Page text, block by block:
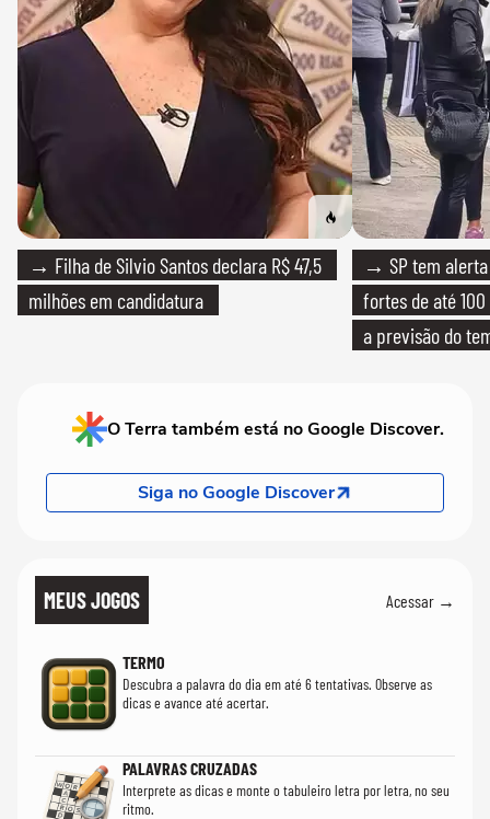
→ Filha de Silvio Santos declara R$ 47,5
milhões em candidatura
→ SP tem
fortes de até
a previsão do
O Terra também está no Google Discover.
Siga no Google Discover
MEUS JOGOS Acessar →
TERMO
Descubra a palavra do dia em até 6 tentativas. Observe as
dicas e avance até acertar.
PALAVRAS CRUZADAS
Interprete as dicas e monte o tabuleiro letra por letra, no seu
ritmo.